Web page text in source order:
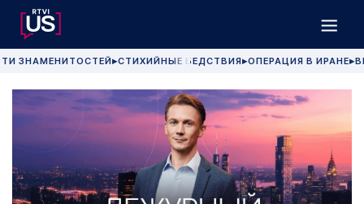
ЗНАМЕНИТОСТЕЙ▶СТИХИЙНЫЕ БЕДСТВИЯ▶ОПЕРАЦИЯ В ИРАНЕ▶